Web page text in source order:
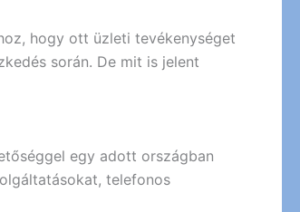
hogy ott üzleti tevékenységet
során. De mit is jelent
egy adott országban
telefonos